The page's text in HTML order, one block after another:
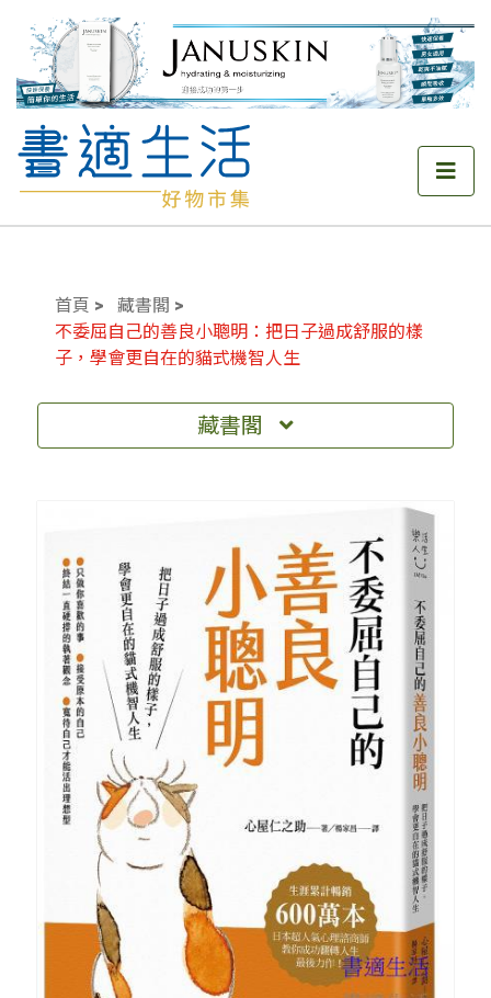
首頁
藏書閣
不委屈自己的善良小聰明：把日子過成舒服的樣
子，學會更自在的貓式機智人生
藏書閣